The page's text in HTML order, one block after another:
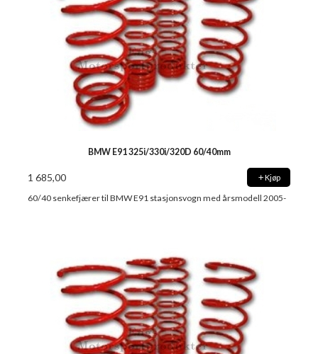
BMW E91 325i/330i/320D 60/40mm
1 685,00 Kjøp
60/40 senkefjærer til BMW E91 stasjonsvogn med årsmodell 2005-